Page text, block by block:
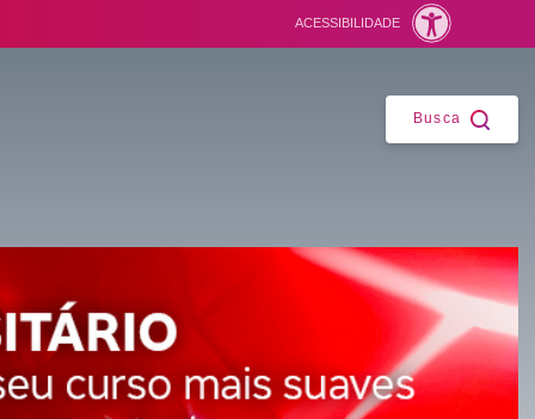
Busca
Fechar
ACESSIBILIDADE